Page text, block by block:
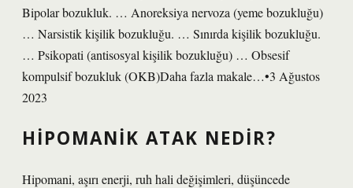
Bipolar bozukluk. … Anoreksiya nervoza (yeme bozukluğu)
… Narsistik kişilik bozukluğu. … Sınırda kişilik bozukluğu.
… Psikopati (antisosyal kişilik bozukluğu) … Obsesif
kompulsif bozukluk (OKB)Daha fazla makale…•3 Ağustos
2023
HIPOMANIK ATAK NEDIR?
Hipomani, aşırı enerji, ruh hali değişimleri, düşüncede